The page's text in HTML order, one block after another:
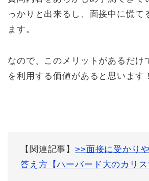
っかりと出来るし、面接中に慌て
ます。
なので、このメリットがあるだけ
を利用する価値があると思います！
【関連記事】>>面接に受かり
答え方【ハーバード大のカリス